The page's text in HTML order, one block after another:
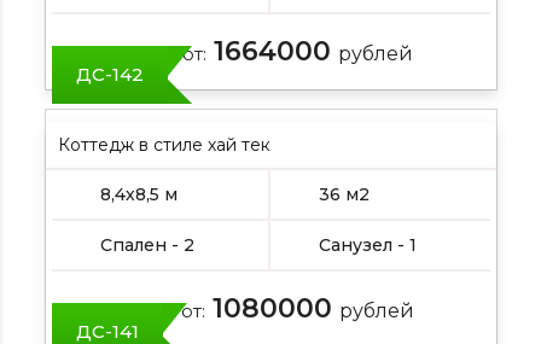
Цена от: 1664000 рублей
ДС-142
Коттедж в стиле хай тек
8,4х8,5 м 36 м2
Спален - 2 Санузел - 1
Цена от: 1080000 рублей
ДС-141